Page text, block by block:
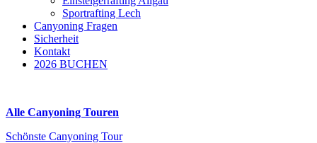
Sportrafting Lech
Canyoning Fragen
Sicherheit
Kontakt
2026 BUCHEN
Alle Canyoning Touren
Schönste Canyoning Tour